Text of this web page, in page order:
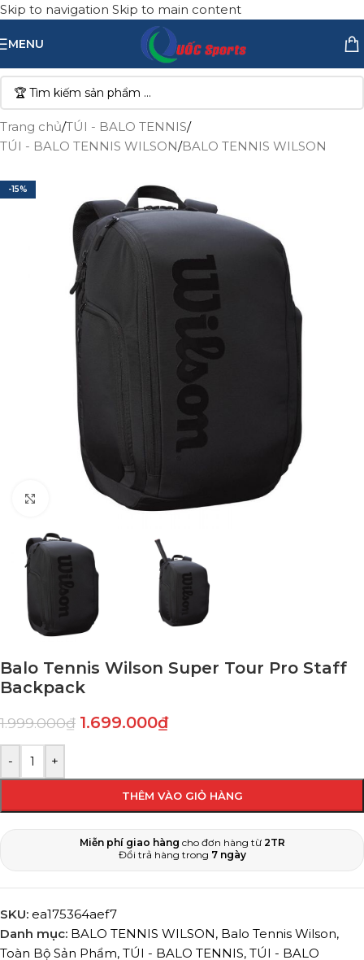
Skip to navigation Skip to main content
MENU
Trang chủ/TÚI - BALO TENNIS/
TÚI - BALO TENNIS WILSON/BALO TENNIS WILSON
-15%
Click to enlarge
Balo Tennis Wilson Super Tour Pro Staff
Backpack
1.999.000₫ 1.699.000₫
- +
THÊM VÀO GIỎ HÀNG
Miễn phí giao hàng cho đơn hàng từ 2TR
Đổi trả hàng trong 7 ngày
SKU: ea175364aef7
Danh mục: BALO TENNIS WILSON, Balo Tennis Wilson,
Toàn Bộ Sản Phẩm, TÚI - BALO TENNIS, TÚI - BALO